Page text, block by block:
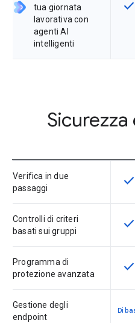
tua giornata
lavorativa con
agenti AI
intelligenti
check
Verifica in due
passaggi
check
Controlli di criteri
basati sui gruppi
check
Programma di
protezione avanzata
check
Gestione degli
endpoint
Di